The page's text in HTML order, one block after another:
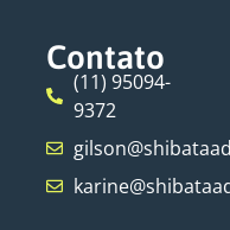
Contato
(11) 95094-
9372